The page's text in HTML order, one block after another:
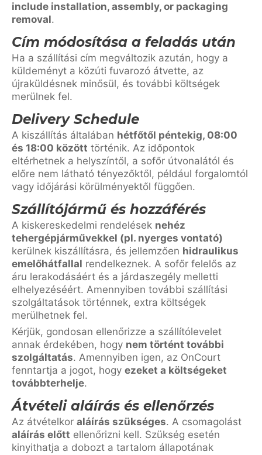
include installation, assembly, or packaging
removal.
Cím módosítása a feladás után
Ha a szállítási cím megváltozik azután, hogy a
küldeményt a közúti fuvarozó átvette, az
újraküldésnek minősül, és további költségek
merülnek fel.
Delivery Schedule
A kiszállítás általában hétfőtől péntekig, 08:00
és 18:00 között történik. Az időpontok
eltérhetnek a helyszíntől, a sofőr útvonalától és
előre nem látható tényezőktől, például forgalomtól
vagy időjárási körülményektől függően.
Szállítójármű és hozzáférés
A kiskereskedelmi rendelések nehéz
tehergépjárművekkel (pl. nyerges vontató)
kerülnek kiszállításra, és jellemzően hidraulikus
emelőhátfallal rendelkeznek. A sofőr felelős az
áru lerakodásáért és a járdaszegély melletti
elhelyezéséért. Amennyiben további szállítási
szolgáltatások történnek, extra költségek
merülhetnek fel.
Kérjük, gondosan ellenőrizze a szállítólevelet
annak érdekében, hogy nem történt további
szolgáltatás. Amennyiben igen, az OnCourt
fenntartja a jogot, hogy ezeket a költségeket
továbbterhelje.
Átvételi aláírás és ellenőrzés
Az átvételkor aláírás szükséges. A csomagolást
aláírás előtt ellenőrizni kell. Szükség esetén
kinyithatja a dobozt a tartalom állapotának